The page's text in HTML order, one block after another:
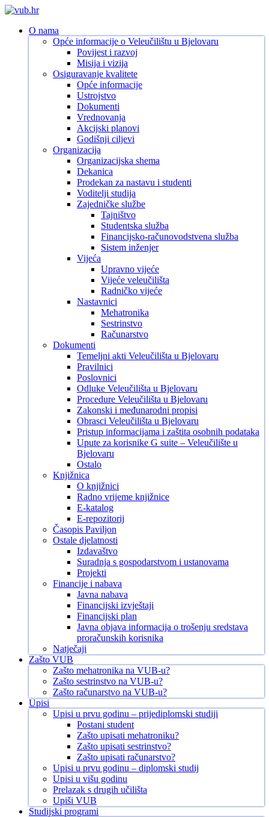
Skip
main
search
Menu
O nama
Opće informacije o Veleučilištu u Bjelovaru
Povijest i razvoj
Misija i vizija
Osiguravanje kvalitete
Opće informacije
Ustrojstvo
Dokumenti
Vrednovanja
Akcijski planovi
Godišnji ciljevi
Organizacija
Organizacijska shema
Dekanica
Prodekan za nastavu i studenti
Voditelji studija
Zajedničke službe
Tajništvo
Studentska služba
Financijsko-računovodstvena služba
Sistem inženjer
Vijeća
Upravno vijeće
Vijeće veleučilišta
Radničko vijeće
Nastavnici
Mehatronika
Sestrinstvo
Računarstvo
Dokumenti
Temeljni akti Veleučilišta u Bjelovaru
Pravilnici
Poslovnici
Odluke Veleučilišta u Bjelovaru
Procedure Veleučilišta u Bjelovaru
Zakonski i međunarodni propisi
Obrasci Veleučilišta u Bjelovaru
Pristup informacijama i zaštita osobnih podataka
Upute za korisnike G suite – Veleučilište u
Bjelovaru
Ostalo
Knjižnica
O knjižnici
Radno vrijeme knjižnice
E-katalog
E-repozitorij
Časopis Paviljon
Ostale djelatnosti
Izdavaštvo
Suradnja s gospodarstvom i ustanovama
Projekti
Financije i nabava
Javna nabava
Financijski izvještaji
Financijski plan
Javna objava informacija o trošenju sredstava
proračunskih korisnika
Natječaji
Zašto VUB
Zašto mehatronika na VUB-u?
Zašto sestrinstvo na VUB-u?
Zašto računarstvo na VUB-u?
Upisi
Upisi u prvu godinu – prijediplomski studiji
Postani student
Zašto upisati mehatroniku?
Zašto upisati sestrinstvo?
Zašto upisati računarstvo?
Upisi u prvu godinu – diplomski studij
Upisi u višu godinu
Prelazak s drugih učilišta
Upiši VUB
Studijski programi